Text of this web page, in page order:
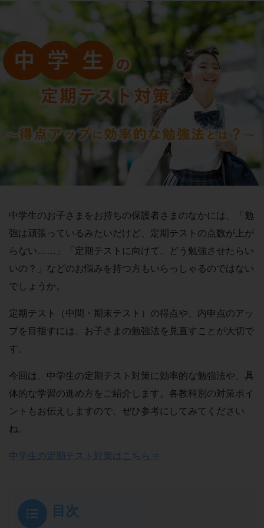
中学生のお子さまをお持ちの保護者さまのなかには、「 勉
強は頑張っているみたいだけど、定期テストの点数が上が
らない……
定期テストに向けて、どう勉強させたらい
いの？
」などのお悩みを持つ方もいらっしゃるのではない
でしょうか。
定期テスト（中間・期末テスト）の得点や、内申点のアッ
プを目指すには、お子さまの勉強法を見直すことが大切で
す。
今回は、中学生の定期テスト対策に効率的な勉強法や、具
体的な学習の進め方をご紹介します。各教科別の対策ポイ
ントもお伝えしますので、ぜひ参考にしてみてください
ね。
中学生の定期テスト対策はこちら⇒
目次